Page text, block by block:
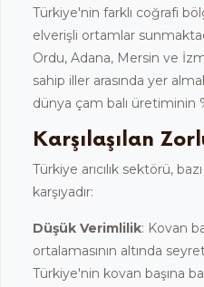
Türkiye'nin farklı coğrafi
elverişli ortamlar
Ordu, Adana, Mersin ve
sahip iller arasında yer
dünya çam balı üretiminin
Karşılaşılan
Türkiye arıcılık sektörü,
karşıyadır:
Düşük Verimlilik: Kovan
ortalamasının altında
Türkiye'nin kovan başına